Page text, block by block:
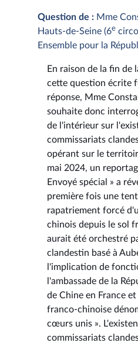
Question de : Mme
Hauts-de-Seine (6e
Ensemble pour la
En raison de la fin de
cette question écrite
réponse, Mme
souhaite donc
de l'intérieur sur
commissariats
opérant sur le
mai 2024, un
Envoyé spécial » a
première fois une
rapatriement forcé
chinois depuis le sol
aurait été orchestré
clandestin basé à
l'implication de
l'ambassade de la
de Chine en France
franco-chinoise
cœurs unis ».
commissariats